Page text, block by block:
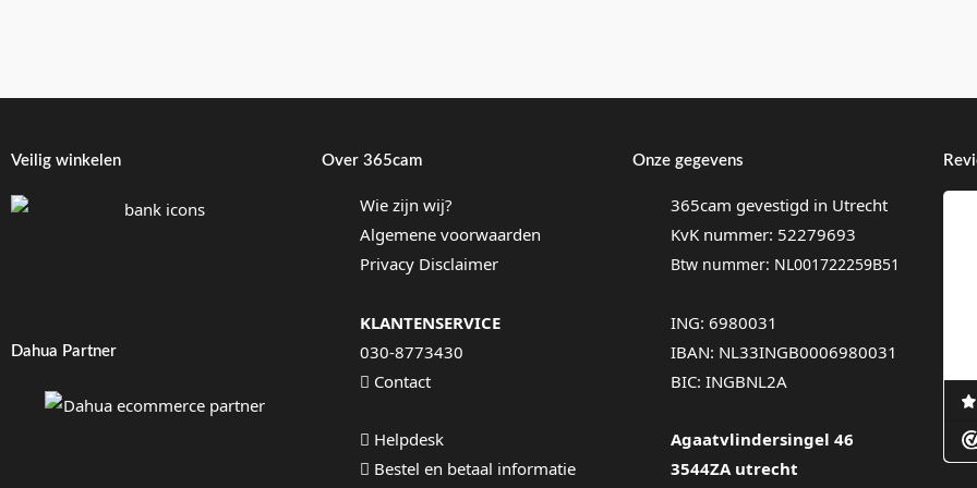
Veilig winkelen
Dahua Partner
Over 365cam
Wie zijn wij?
Algemene voorwaarden
Privacy Disclaimer
KLANTENSERVICE
030-8773430
Contact
Helpdesk
Bestel en betaal informatie
Onze gegevens
365cam gevestigd in Utrecht
KvK nummer: 52279693
Btw nummer: NL001722259B51
ING: 6980031
IBAN: NL33INGB0006980031
BIC: INGBNL2A
Agaatvlindersingel 46
3544ZA utrecht